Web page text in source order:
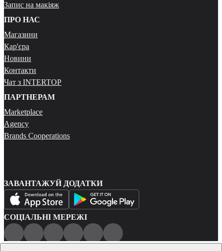
Запис на макіяж
ПРО НАС
Магазини
Кар'єра
Новини
Контакти
Чат з INTERTOP
ПАРТНЕРАМ
Marketplace
Agency
Brands Cooperations
ЗАВАНТАЖУЙ ДОДАТКИ
СОЦІАЛЬНІ МЕРЕЖІ